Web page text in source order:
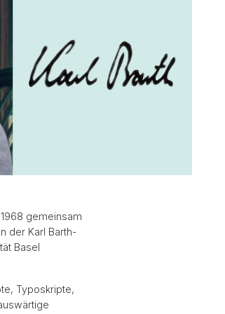
Last Place of
gemeinsam
der Karl Barth-
Basel
Typoskripte,